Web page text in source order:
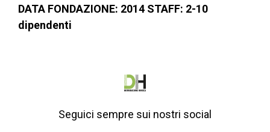
DATA FONDAZIONE: 2014 STAFF: 2-10
dipendenti
Seguici sempre sui nostri social